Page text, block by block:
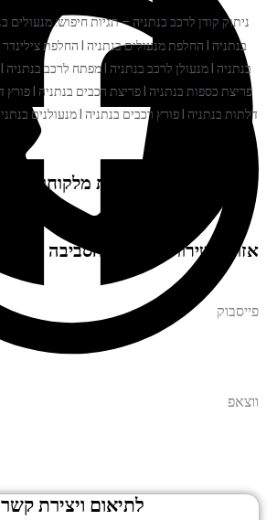
פייסבוק
ווצאפ
בנתניה I החלפת מנעולים בנתניה I החלפת צילינדר
דלתות בנתניה I פורץ רכבים בנתניה I מנעולנים בנתניה | פורץ דלתות בנתניה
המלצות מלקוחות שלנו
אזור השירות: בנתניה והסביבה
לתיאום ויצירת קשר